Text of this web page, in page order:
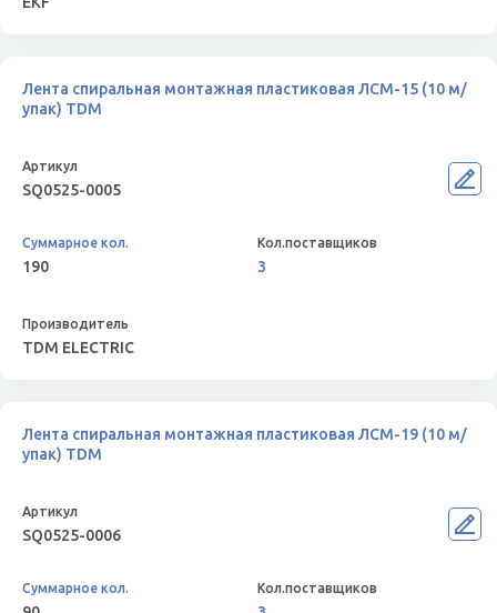
Лента спиральная монтажная пластиковая ЛСМ-15 (10 м/
упак) TDM
SQ0525-0005
190 3
TDM ELECTRIC
Лента спиральная монтажная пластиковая ЛСМ-19 (10 м/
упак) TDM
SQ0525-0006